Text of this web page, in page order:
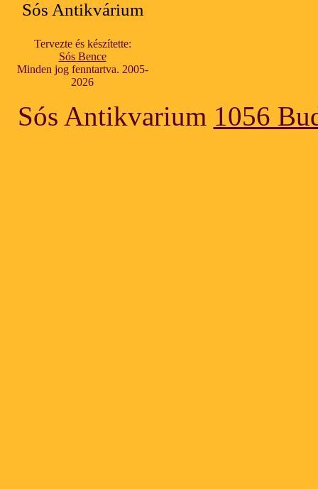
Sós Antikvárium
Tervezte és készítette:
Sós Bence
Minden jog fenntartva. 2005-
2026
Sós Antikvarium 1056